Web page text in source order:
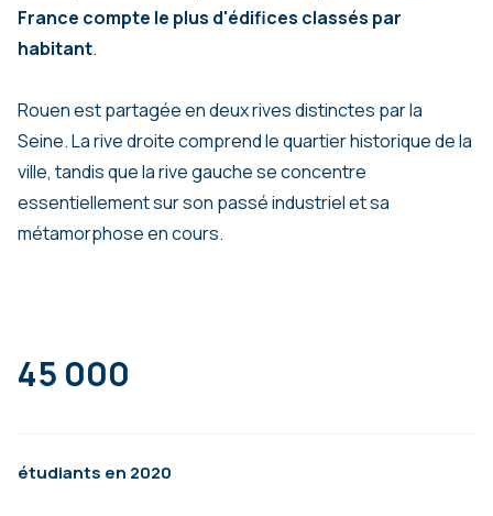
France compte le plus d'édifices classés par
habitant.
Rouen est partagée en deux rives distinctes par la
Seine. La rive droite comprend le quartier historique de la
ville, tandis que la rive gauche se concentre
essentiellement sur son passé industriel et sa
métamorphose en cours.
45 000
étudiants en 2020